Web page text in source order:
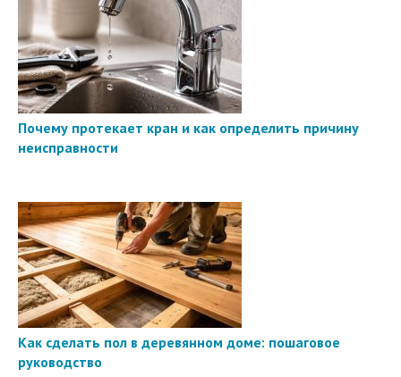
Почему протекает кран и как определить причину
неисправности
Как сделать пол в деревянном доме: пошаговое
руководство